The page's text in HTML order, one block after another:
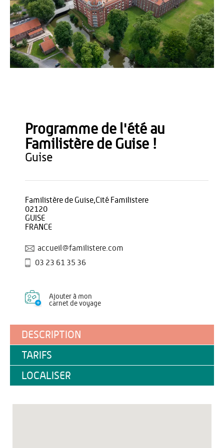
Programme de l'été au
Familistère de Guise !
guise
Familistère de Guise,Cité Familistere
02120
GUISE
FRANCE
accueil@familistere.com
03 23 61 35 36
Ajouter à mon
carnet de voyage
DESCRIPTION
TARIFS
LOCALISER